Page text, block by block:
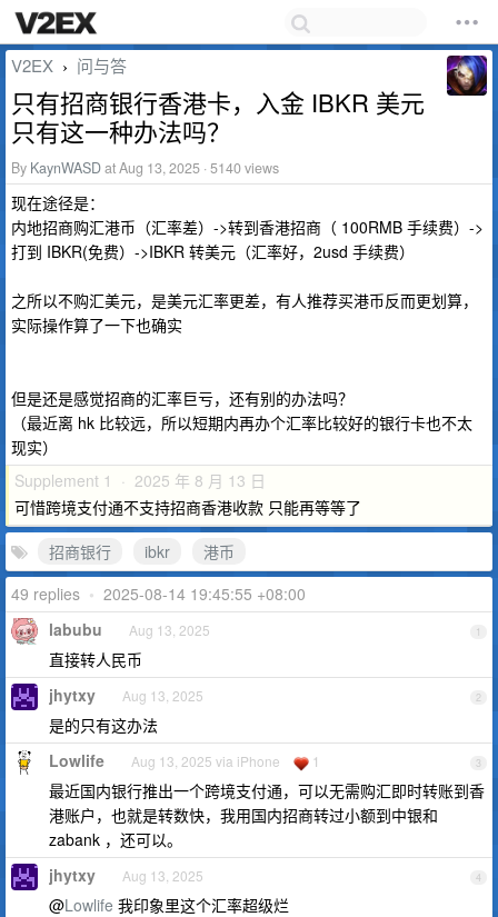
V2EX › 问与答
只有招商银行香港卡，入金 IBKR 美元
只有这一种办法吗？
By KaynWASDat Aug 13, 2025 · 5140 views
现在途径是：
内地招商购汇港币（汇率差）->转到香港招商（ 100RMB 手续费）->
打到 IBKR(免费）->IBKR 转美元（汇率好，2usd 手续费）
之所以不购汇美元，是美元汇率更差，有人推荐买港币反而更划算，
实际操作算了一下也确实
但是还是感觉招商的汇率巨亏，还有别的办法吗？
（最近离 hk 比较远，所以短期内再办个汇率比较好的银行卡也不太
现实）
Supplement 1 · 2025 年 8 月 13 日
可惜跨境支付通不支持招商香港收款 只能再等等了
招商银行
ibkr
港币
49 replies • 2025-08-14 19:45:55 +08:00
1
labubu Aug 13, 2025
直接转人民币
2
jhytxy Aug 13, 2025
是的只有这办法
3
Lowlife Aug 13, 2025 via iPhone 1
最近国内银行推出一个跨境支付通，可以无需购汇即时转账到香
港账户，也就是转数快，我用国内招商转过小额到中银和
zabank ，还可以。
4
jhytxy Aug 13, 2025
@Lowlife 我印象里这个汇率超级烂